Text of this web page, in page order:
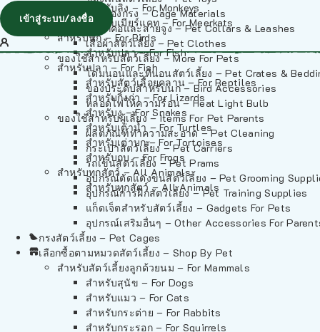
วัสดุรองกรง – Cage Materials
ปลอกคอและสายจูง – Pet Collars & Leashes
เสื้อผ้าสัตว์เลี้ยง – Pet Clothes
ของใช้สำหรับสัตว์เลี้ยง – More For Pets
โดมนอนและที่นอนสัตว์เลี้ยง – Pet Crates &
ของประดับสำหรับนก – Bird Accessories
หลอดไฟให้ความร้อน – Heat Light Bulb
ของใช้สำหรับผู้เลี้ยง – Items For Pet Parents
ผลิตภัณฑ์ทำความสะอาด – Pet Cleaning
กระเป๋าสัตว์เลี้ยง – Pet Carriers
รถเข็นสัตว์เลี้ยง – Pet Prams
อุปกรณ์ตัดแต่งขนสัตว์เลี้ยง – Pet Grooming
อุปกรณ์การฝึกสัตว์เลี้ยง – Pet Training Supplies
แก็ดเจ็ตสำหรับสัตว์เลี้ยง – Gadgets For Pets
อุปกรณ์เสริมอื่นๆ – Other Accessories For
กรงสัตว์เลี้ยง – Pet Cages
เลือกซื้อตามหมวดสัตว์เลี้ยง – Shop By Pet
สำหรับสัตว์เลี้ยงลูกด้วยนม – For Mammals
สำหรับสุนัข – For Dogs
สำหรับแมว – For Cats
สำหรับกระต่าย – For Rabbits
สำหรับกระรอก – For Squirrels
สำหรับลิง – For Monkeys
สำหรับเมียร์แคท – For Meerkats
สำหรับนก – For Birds
สำหรับปลา – For Fish
สำหรับปลา – For Fish
สำหรับสัตว์เลื้อยคลาน – For Reptiles
สำหรับกิ้งก่า – For Lizards
สำหรับงู – For Snakes
สำหรับเต่าน้ำ – For Turtles
สำหรับเต่าบก – For Tortoises
สำหรับกบ – For Frogs
สำหรับทุกสัตว์ – All Animals
สำหรับทุกสัตว์ – All Animals
เข้าสู่ระบบ/ลงชื่อ